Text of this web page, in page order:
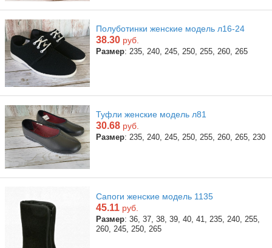
Полуботинки женские модель л16-24
38.30 руб.
Размер: 235, 240, 245, 250, 255, 260, 265
Туфли женские модель л81
30.68 руб.
Размер: 235, 240, 245, 250, 255, 260, 265, 230
Сапоги женские модель 1135
45.11 руб.
Размер: 36, 37, 38, 39, 40, 41, 235, 240, 255,
260, 245, 250, 265